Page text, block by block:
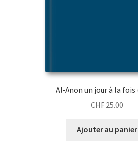
Al‑Anon un jour à la fois
CHF25.00
Ajouter au panier